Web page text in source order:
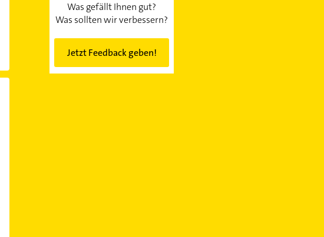
Was gefällt Ihnen gut?
Was sollten wir verbessern?
Jetzt Feedback geben!